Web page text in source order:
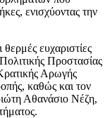
ενισχύοντας την
ευχαριστίες
Προστασίας
Αρωγής
καθώς και τον
Αθανάσιο Νέζη,